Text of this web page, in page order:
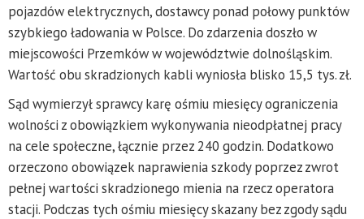
pojazdów elektrycznych, dostawcy ponad połowy punktów
szybkiego ładowania w Polsce. Do zdarzenia doszło w
miejscowości Przemków w województwie dolnośląskim.
Wartość obu skradzionych kabli wyniosła blisko 15,5 tys. zł.
Sąd wymierzył sprawcy karę ośmiu miesięcy ograniczenia
wolności z obowiązkiem wykonywania nieodpłatnej pracy
na cele społeczne, łącznie przez 240 godzin. Dodatkowo
orzeczono obowiązek naprawienia szkody poprzez zwrot
pełnej wartości skradzionego mienia na rzecz operatora
stacji. Podczas tych ośmiu miesięcy skazany bez zgody sądu